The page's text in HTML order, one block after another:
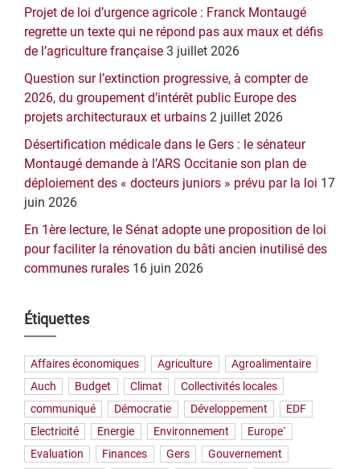
Projet de loi d’urgence agricole : Franck Montaugé
regrette un texte qui ne répond pas aux maux et défis
de l’agriculture française 3 juillet 2026
Question sur l’extinction progressive, à compter de
2026, du groupement d’intérêt public Europe des
projets architecturaux et urbains 2 juillet 2026
Désertification médicale dans le Gers : le sénateur
Montaugé demande à l’ARS Occitanie son plan de
déploiement des « docteurs juniors » prévu par la loi 17
juin 2026
En 1ère lecture, le Sénat adopte une proposition de loi
pour faciliter la rénovation du bâti ancien inutilisé des
communes rurales 16 juin 2026
Étiquettes
Affaires économiques Agriculture
Agroalimentaire
Auch
Budget Climat
Collectivités locales
communiqué
Démocratie Développement
EDF
Electricité
Energie Environnement
Europe`
Evaluation
Finances Gers
Gouvernement